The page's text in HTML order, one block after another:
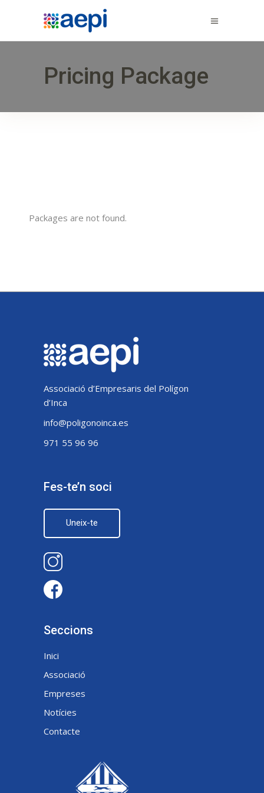
Pricing Package
Packages are not found.
Associació d’Empresaris del Polígon
d’Inca
info@poligonoinca.es
971 55 96 96
Fes-te’n soci
Uneix-te
Seccions
Inici
Associació
Empreses
Notícies
Contacte